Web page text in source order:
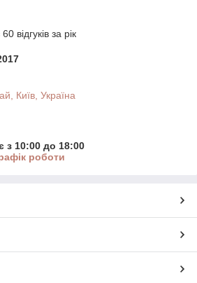
відгуків за рік
Київ, Україна
з 10:00 до 18:00
роботи